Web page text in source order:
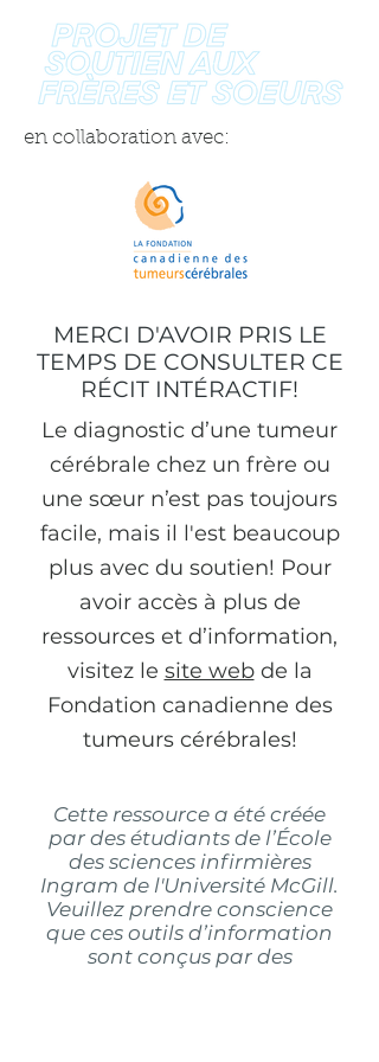
en collaboration avec:
MERCI D'AVOIR PRIS LE
TEMPS DE CONSULTER CE
RÉCIT INTÉRACTIF!
Le diagnostic d’une tumeur
cérébrale chez un frère ou
une sœur n’est pas toujours
facile, mais il l'est beaucoup
plus avec du soutien! Pour
avoir accès à plus de
ressources et d’information,
visitez le site webde la
Fondation canadienne des
tumeurs cérébrales!
Cette ressource a été créée
par des étudiants de l’École
des sciences infirmières
Ingram de l'Université McGill.
Veuillez prendre conscience
que ces outils d’information
sont conçus par des